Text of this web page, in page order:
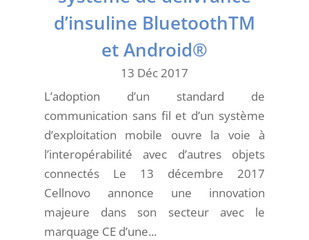
d’insuline BluetoothTM
et Android®
13 Déc 2017
L’adoption d’un standard de
communication sans fil et d’un système
d’exploitation mobile ouvre la voie à
l’interopérabilité avec d’autres objets
connectés Le 13 décembre 2017
Cellnovo annonce une innovation
majeure dans son secteur avec le
marquage CE d’une...